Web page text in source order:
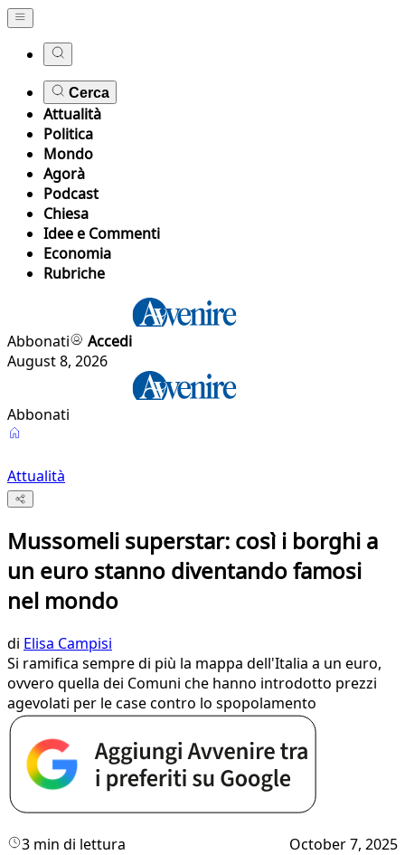
Cerca
Attualità
Politica
Mondo
Agorà
Podcast
Chiesa
Idee e Commenti
Economia
Rubriche
Abbonati
Accedi
August 8, 2026
Abbonati
Attualità
Mussomeli superstar: così i borghi a
un euro stanno diventando famosi
nel mondo
di Elisa Campisi
Si ramifica sempre di più la mappa dell'Italia a un euro,
ovvero quella dei Comuni che hanno introdotto prezzi
agevolati per le case contro lo spopolamento
3 min di lettura October 7, 2025